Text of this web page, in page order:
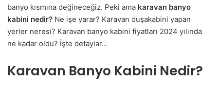
banyo kısmına değineceğiz. Peki ama karavan banyo
kabini nedir? Ne işe yarar? Karavan duşakabini yapan
yerler neresi? Karavan banyo kabini fiyatları 2024 yılında
ne kadar oldu? İşte detaylar…
Karavan Banyo Kabini Nedir?